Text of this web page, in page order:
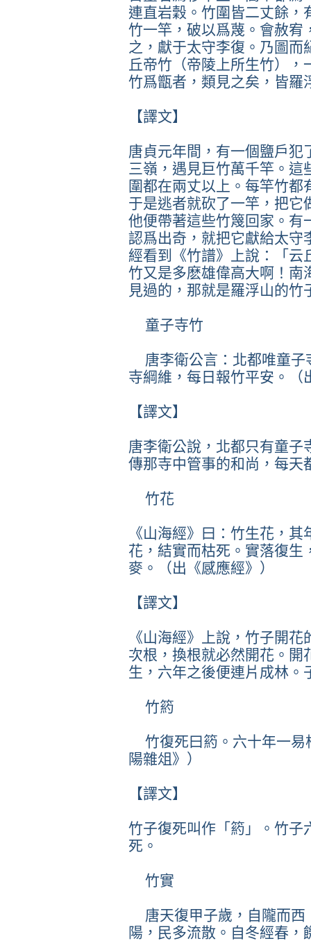
連直岩穀。竹圍皆二丈餘，
竹一竿，破以爲蔑。會赦宥
之，獻于太守李復。乃圖而
丘帝竹（帝陵上所生竹）
竹爲甑者，類見之矣，皆羅
【譯文】
唐貞元年間，有一個鹽戶犯
三嶺，遇見巨竹萬千竿。這
圍都在兩丈以上。每竿竹
于是逃者就砍了一竿，把它
他便帶著這些竹篾回家。有
認爲出奇，就把它獻給太守
經看到《竹譜》上說：「云
竹又是多麽雄偉高大啊！南
見過的，那就是羅浮山的竹
童子寺竹
唐李衛公言：北都唯童子
寺綱維，每日報竹平安。（
【譯文】
唐李衛公說，北都只有童子
傳那寺中管事的和尚，每天
竹花
《山海經》曰：竹生花，
花，結實而枯死。實落復生
麥。（出《感應經》）
【譯文】
《山海經》上說，竹子開
次根，換根就必然開花。開
生，六年之後便連片成林。
竹箹
竹復死曰箹。六十年一易
陽雜俎》）
【譯文】
竹子復死叫作「箹」。竹子
死。
竹實
唐天復甲子歲，自隴而西
陽，民多流散。自冬經春